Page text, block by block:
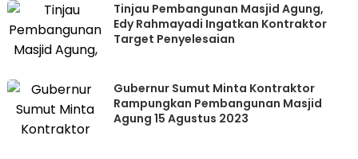
Tinjau Pembangunan Masjid Agung,
Edy Rahmayadi Ingatkan Kontraktor
Target Penyelesaian
Gubernur Sumut Minta Kontraktor
Rampungkan Pembangunan Masjid
Agung 15 Agustus 2023